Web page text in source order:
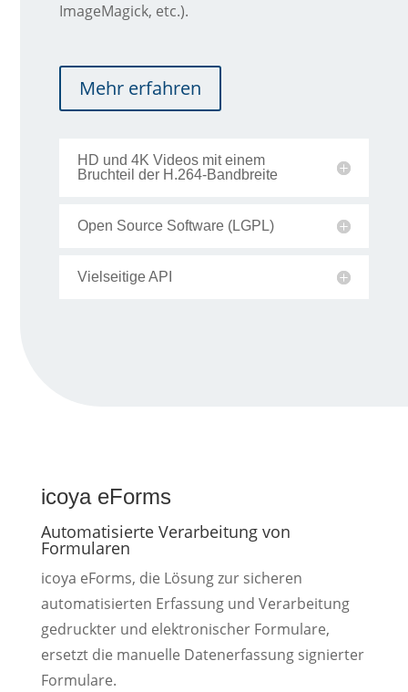
ImageMagick, etc.).
Mehr erfahren
HD und 4K Videos mit einem
Bruchteil der H.264-Bandbreite
Open Source Software (LGPL)
Vielseitige API
icoya eForms
Automatisierte Verarbeitung von
Formularen
icoya eForms, die Lösung zur sicheren
automatisierten Erfassung und Verarbeitung
gedruckter und elektronischer Formulare,
ersetzt die manuelle Datenerfassung signierter
Formulare.